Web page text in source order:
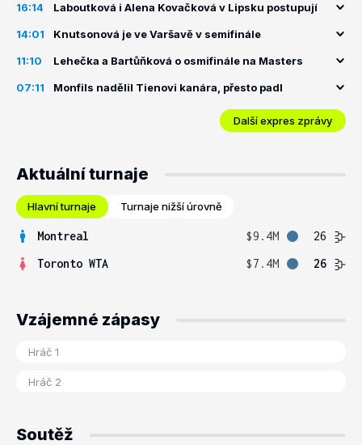
16:14 Laboutková i Alena Kovačková v Lipsku postupují
14:01 Knutsonová je ve Varšavě v semifinále
11:10 Lehečka a Bartůňková o osmifinále na Masters
07:11 Monfils nadělil Tienovi kanára, přesto padl
Další expres zprávy
Aktuální turnaje
Hlavní turnaje Turnaje nižší úrovně
Montreal $9.4M
26
Toronto WTA
$7.4M 26
Vzájemné zápasy
Soutěž